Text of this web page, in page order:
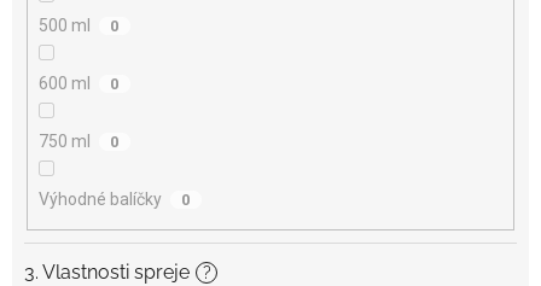
500 ml 0
600 ml 0
750 ml 0
Výhodné balíčky 0
3. Vlastnosti spreje ?